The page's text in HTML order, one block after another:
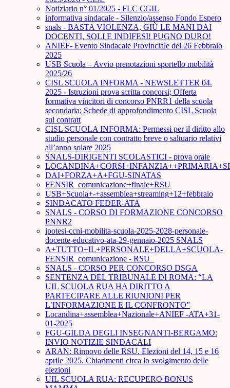
Notiziario n° 01/2025 - FLC CGIL
informativa sindacale - Silenzio/assenso Fondo Espero
snals - BASTA VIOLENZA, GIÙ LE MANI DAI
DOCENTI, SOLI E INDIFESI! PUGNO DURO!
ANIEF- Evento Sindacale Provinciale del 26 Febbraio
2025
USB Scuola – Avvio prenotazioni sportello mobilità
2025/26
CISL SCUOLA INFORMA - NEWSLETTER 04.
2025 - Istruzioni prova scritta concorsi; Offerta
formativa vincitori di concorso PNRR1 della scuola
secondaria; Schede di approfondimento CISL Scuola
sul contratt
CISL SCUOLA INFORMA: Permessi per il diritto allo
studio personale con contratto breve o saltuario relativi
all’anno solare 2025
SNALS-DIRIGENTI SCOLASTICI - prova orale
DAI+FORZA+A+FGU-SINATAS
FENSIR_comunicazione+finale+RSU
USB+Scuola+-+assemblea+streaming+12+febbraio
SINDACATO FEDER-ATA
SNALS - CORSO DI FORMAZIONE CONCORSO
PNNR2
ipotesi-ccni-mobilita-scuola-2025-2028-personale-
docente-educativo-ata-29-gennaio-2025 SNALS
A+TUTTO+IL+PERSONALE+DELLA+SCUOLA-
FENSIR_comunicazione - RSU_
SNALS - CORSO PER CONCORSO DSGA
SENTENZA DEL TRIBUNALE DI ROMA: “LA
UIL SCUOLA RUA HA DIRITTO A
PARTECIPARE ALLE RIUNIONI PER
L’INFORMAZIONE E IL CONFRONTO”
Locandina+assemblea+Nazionale+ANIEF -ATA+31-
01-2025
FGU-GILDA DEGLI INSEGNANTI-BERGAMO:
INVIO NOTIZIE SINDACALI
ARAN: Rinnovo delle RSU. Elezioni del 14, 15 e 16
aprile 2025. Chiarimenti circa lo svolgimento delle
elezioni
UIL SCUOLA RUA: RECUPERO BONUS